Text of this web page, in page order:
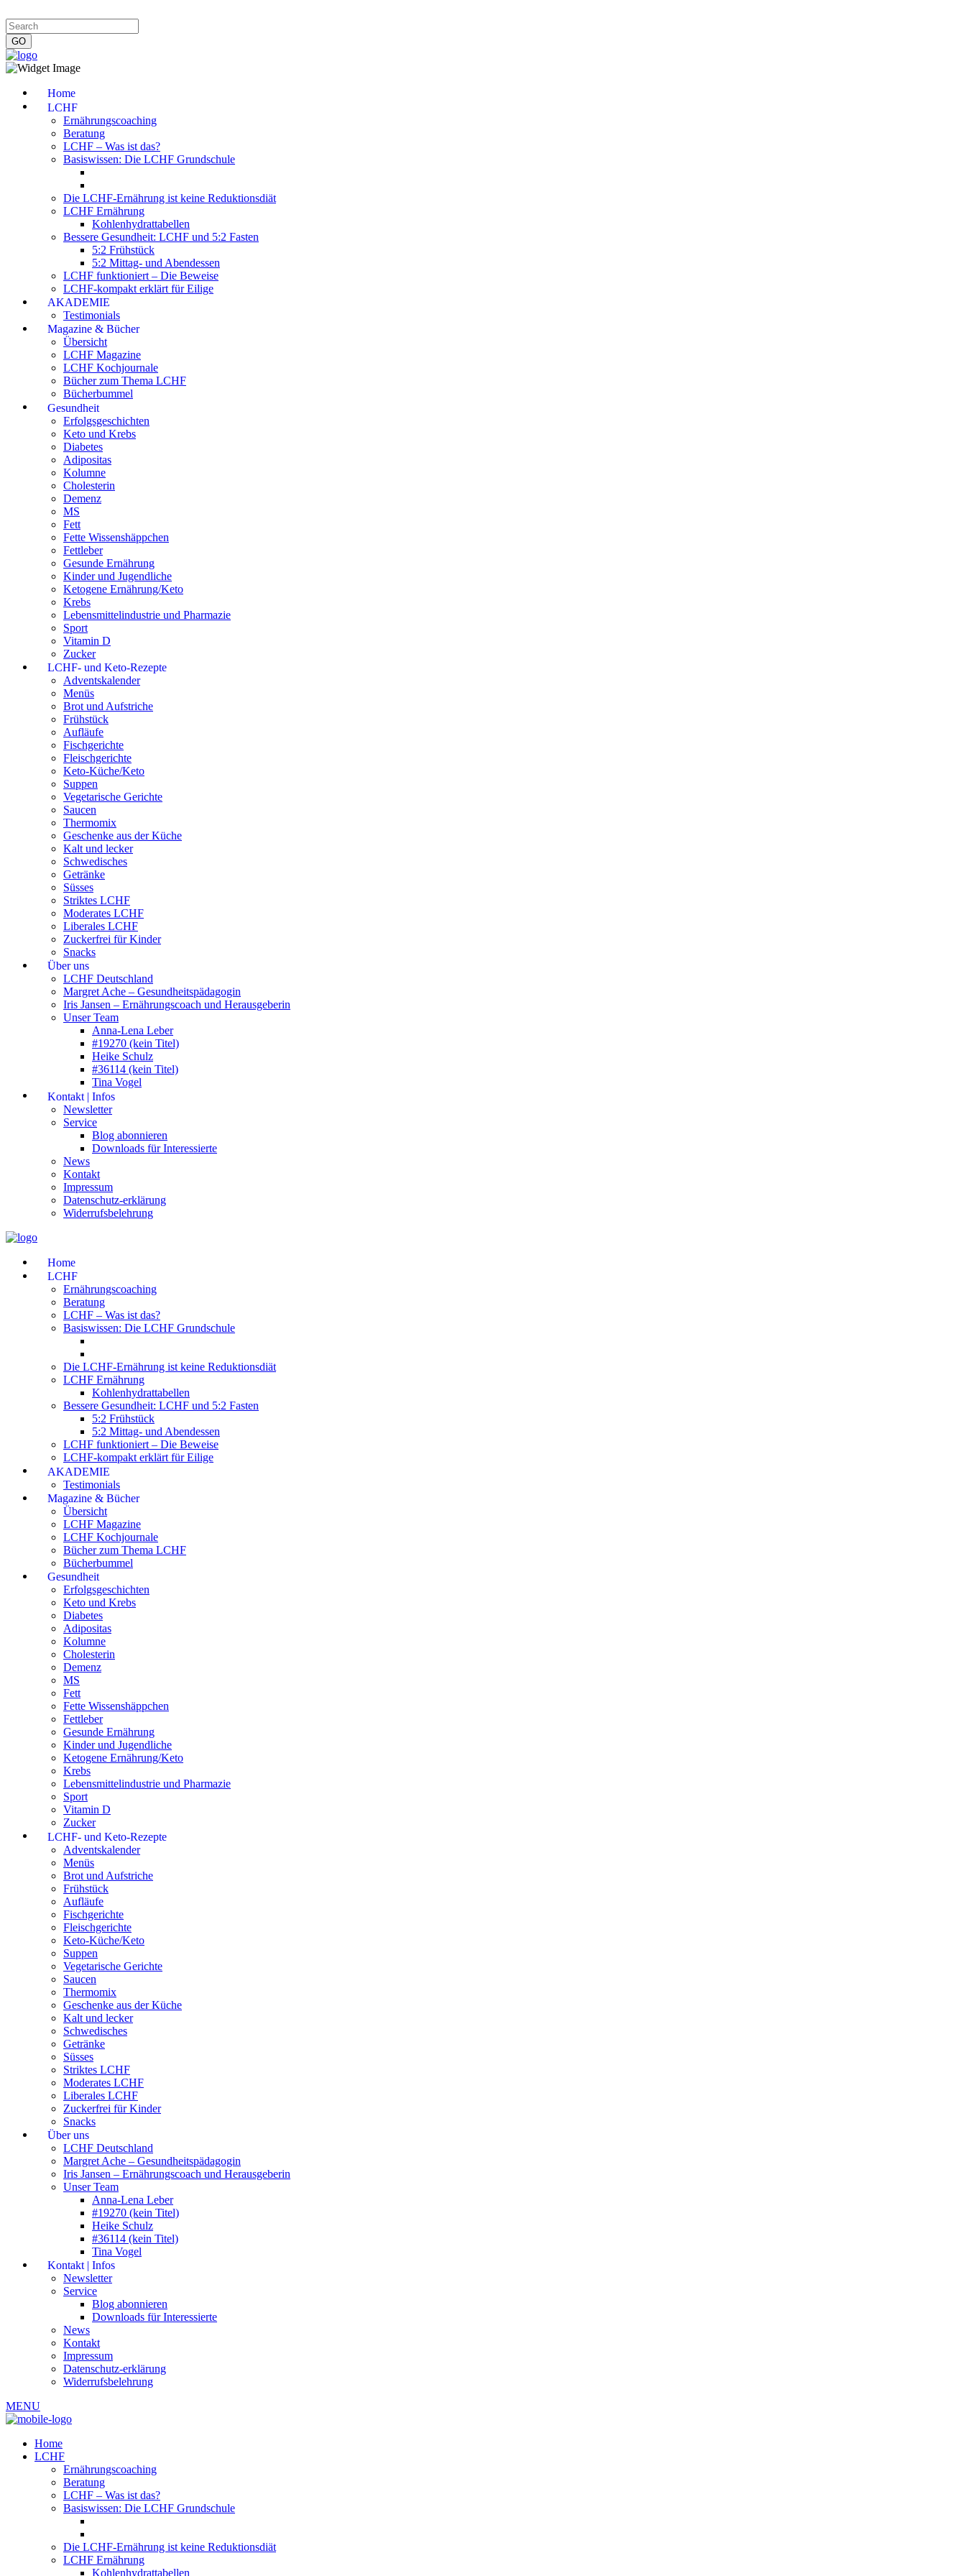
Home
LCHF
Ernährungscoaching
Beratung
LCHF – Was ist das?
Basiswissen: Die LCHF Grundschule
Die LCHF-Ernährung ist keine Reduktionsdiät
LCHF Ernährung
Kohlenhydrattabellen
Bessere Gesundheit: LCHF und 5:2 Fasten
5:2 Frühstück
5:2 Mittag- und Abendessen
LCHF funktioniert – Die Beweise
LCHF-kompakt erklärt für Eilige
AKADEMIE
Testimonials
Magazine & Bücher
Übersicht
LCHF Magazine
LCHF Kochjournale
Bücher zum Thema LCHF
Bücherbummel
Gesundheit
Erfolgsgeschichten
Keto und Krebs
Diabetes
Adipositas
Kolumne
Cholesterin
Demenz
MS
Fett
Fette Wissenshäppchen
Fettleber
Gesunde Ernährung
Kinder und Jugendliche
Ketogene Ernährung/Keto
Krebs
Lebensmittelindustrie und Pharmazie
Sport
Vitamin D
Zucker
LCHF- und Keto-Rezepte
Adventskalender
Menüs
Brot und Aufstriche
Frühstück
Aufläufe
Fischgerichte
Fleischgerichte
Keto-Küche/Keto
Suppen
Vegetarische Gerichte
Saucen
Thermomix
Geschenke aus der Küche
Kalt und lecker
Schwedisches
Getränke
Süsses
Striktes LCHF
Moderates LCHF
Liberales LCHF
Zuckerfrei für Kinder
Snacks
Über uns
LCHF Deutschland
Margret Ache – Gesundheitspädagogin
Iris Jansen – Ernährungscoach und Herausgeberin
Unser Team
Anna-Lena Leber
#19270 (kein Titel)
Heike Schulz
#36114 (kein Titel)
Tina Vogel
Kontakt | Infos
Newsletter
Service
Blog abonnieren
Downloads für Interessierte
News
Kontakt
Impressum
Datenschutz-erklärung
Widerrufsbelehrung
Home
LCHF
Ernährungscoaching
Beratung
LCHF – Was ist das?
Basiswissen: Die LCHF Grundschule
Die LCHF-Ernährung ist keine Reduktionsdiät
LCHF Ernährung
Kohlenhydrattabellen
Bessere Gesundheit: LCHF und 5:2 Fasten
5:2 Frühstück
5:2 Mittag- und Abendessen
LCHF funktioniert – Die Beweise
LCHF-kompakt erklärt für Eilige
AKADEMIE
Testimonials
Magazine & Bücher
Übersicht
LCHF Magazine
LCHF Kochjournale
Bücher zum Thema LCHF
Bücherbummel
Gesundheit
Erfolgsgeschichten
Keto und Krebs
Diabetes
Adipositas
Kolumne
Cholesterin
Demenz
MS
Fett
Fette Wissenshäppchen
Fettleber
Gesunde Ernährung
Kinder und Jugendliche
Ketogene Ernährung/Keto
Krebs
Lebensmittelindustrie und Pharmazie
Sport
Vitamin D
Zucker
LCHF- und Keto-Rezepte
Adventskalender
Menüs
Brot und Aufstriche
Frühstück
Aufläufe
Fischgerichte
Fleischgerichte
Keto-Küche/Keto
Suppen
Vegetarische Gerichte
Saucen
Thermomix
Geschenke aus der Küche
Kalt und lecker
Schwedisches
Getränke
Süsses
Striktes LCHF
Moderates LCHF
Liberales LCHF
Zuckerfrei für Kinder
Snacks
Über uns
LCHF Deutschland
Margret Ache – Gesundheitspädagogin
Iris Jansen – Ernährungscoach und Herausgeberin
Unser Team
Anna-Lena Leber
#19270 (kein Titel)
Heike Schulz
#36114 (kein Titel)
Tina Vogel
Kontakt | Infos
Newsletter
Service
Blog abonnieren
Downloads für Interessierte
News
Kontakt
Impressum
Datenschutz-erklärung
Widerrufsbelehrung
MENU
Home
LCHF
Ernährungscoaching
Beratung
LCHF – Was ist das?
Basiswissen: Die LCHF Grundschule
Die LCHF-Ernährung ist keine Reduktionsdiät
LCHF Ernährung
Kohlenhydrattabellen